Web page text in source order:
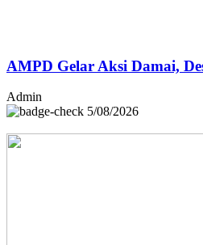
AMPD Gelar Aksi Damai,
Admin
5/08/2026